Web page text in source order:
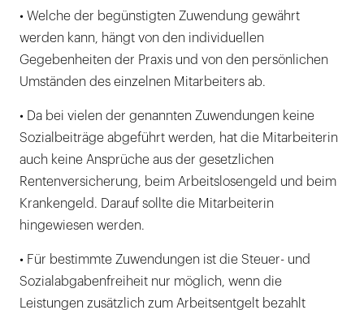
• Welche der begünstigten Zuwendung gewährt
werden kann, hängt von den individuellen
Gegebenheiten der Praxis und von den persönlichen
Umständen des einzelnen Mitarbeiters ab.
• Da bei vielen der genannten Zuwendungen keine
Sozialbeiträge abgeführt werden, hat die Mitarbeiterin
auch keine Ansprüche aus der gesetzlichen
Rentenversicherung, beim Arbeitslosengeld und beim
Krankengeld. Darauf sollte die Mitarbeiterin
hingewiesen werden.
• Für bestimmte Zuwendungen ist die Steuer- und
Sozialabgabenfreiheit nur möglich, wenn die
Leistungen zusätzlich zum Arbeitsentgelt bezahlt